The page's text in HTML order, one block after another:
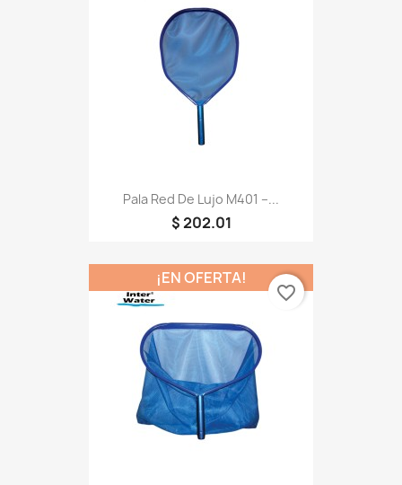
Pala Red De Lujo M401 –...
$ 202.01
¡EN OFERTA!
favorite_border